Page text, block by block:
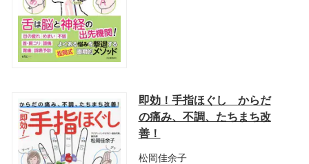
即効！手指ほぐし からだ
の痛み、不調、たちまち改
善！
松岡佳余子